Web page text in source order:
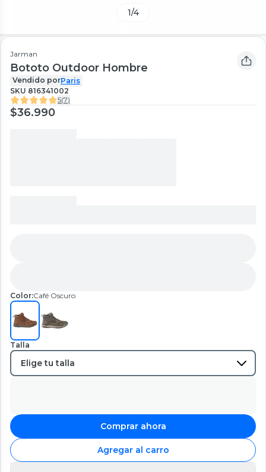
1/4
Jarman
Bototo Outdoor Hombre
Vendido porParis
SKU 816341002
5(7)
$36.990
Color:Café Oscuro
Talla
Comprar ahora
Agregar al carro